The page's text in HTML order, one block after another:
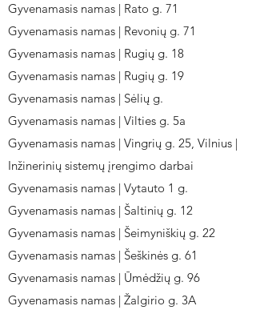
Gyvenamasis namas | Rato g. 71
Gyvenamasis namas | Revonių g. 71
Gyvenamasis namas | Rugių g. 18
Gyvenamasis namas | Rugių g. 19
Gyvenamasis namas | Sėlių g.
Gyvenamasis namas | Vilties g. 5a
Gyvenamasis namas | Vingrių g. 25, Vilnius |
Inžinerinių sistemų įrengimo darbai
Gyvenamasis namas | Vytauto 1 g.
Gyvenamasis namas | Šaltinių g. 12
Gyvenamasis namas | Šeimyniškių g. 22
Gyvenamasis namas | Šeškinės g. 61
Gyvenamasis namas | Ūmėdžių g. 96
Gyvenamasis namas | Žalgirio g. 3A